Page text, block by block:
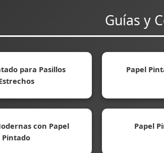
Guías y
para Pasillos
Papel
con Papel
Pintado
Papel